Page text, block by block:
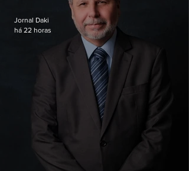
Jornal Daki
há 22 horas